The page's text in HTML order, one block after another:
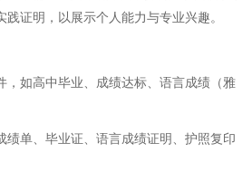
证明，以展示个人能力与专业兴趣。
，如高中毕业、成绩达标、语言成绩（雅
绩单、毕业证、语言成绩证明、护照复印